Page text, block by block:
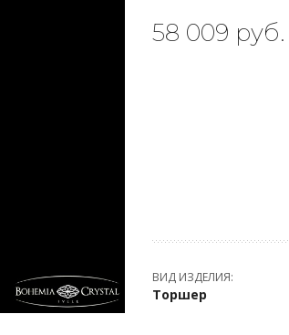
58 009 руб.
ВИД ИЗДЕЛИЯ:
Торшер